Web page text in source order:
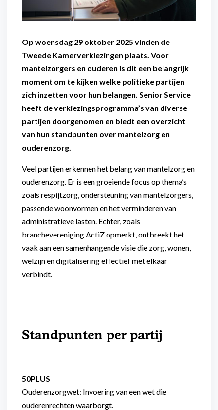
Op woensdag 29 oktober 2025 vinden de
Tweede Kamerverkiezingen plaats. Voor
mantelzorgers en ouderen is dit een belangrijk
moment om te kijken welke politieke partijen
zich inzetten voor hun belangen. Senior Service
heeft de verkiezingsprogramma’s van diverse
partijen doorgenomen en biedt een overzicht
van hun standpunten over mantelzorg en
ouderenzorg.
Veel partijen erkennen het belang van mantelzorg en
ouderenzorg. Er is een groeiende focus op thema’s
zoals respijtzorg, ondersteuning van mantelzorgers,
passende woonvormen en het verminderen van
administratieve lasten. Echter, zoals
branchevereniging ActiZ opmerkt, ontbreekt het
vaak aan een samenhangende visie die zorg, wonen,
welzijn en digitalisering effectief met elkaar
verbindt.
Standpunten per partij
50PLUS
Ouderenzorgwet: Invoering van een wet die
ouderenrechten waarborgt.